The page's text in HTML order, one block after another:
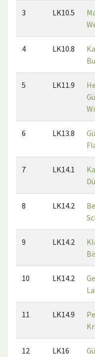
3 LK10.5
4 LK10.8
5 LK11.9
6 LK13.8
7 LK14.1
8 LK14.2
9 LK14.2
10 LK14.2
11 LK14.9
12 LK16